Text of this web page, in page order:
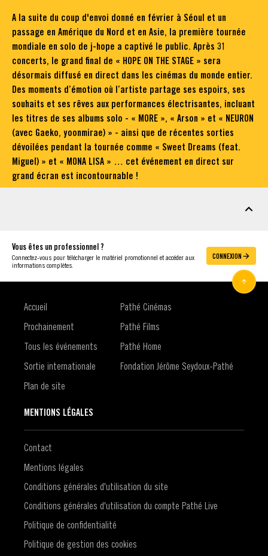
A la suite du coup d'envoi donné en février à Séoul et un
passage en Amérique du Nord et en Asie, la première tournée
mondiale en solo de j-hope a captivé le public. Après 31
concerts, le grand final de « HOPE ON THE STAGE » sera
désormais diffusé en direct dans les cinémas du monde entier.
Des moments d’émotion où l’artiste partage ses espoirs, ses
souhaits et ses rêves aux performances électrisantes, incluant
les titres de ses albums solo - « MORE », « Arson » et « NEURON
(avec Gaeko, yoonmirae) » - ainsi que de récentes sorties
dévoilées pendant la tournée comme « Sweet Dreams (feat.
Miguel) » et « MONA LISA » … cet événement en direct sur
grand écran est incontournable !
Vous êtes un professionnel ?
Connectez-vous pour télécharger le matériel promotionnel et accéder aux
informations complètes.
CONNEXION
Accueil
Prochainement
Tous les événements
Sortie internationale
Plan de site
Pathé Cinémas
Pathé Films
Pathé Home
Fondation Jérôme Seydoux-Pathé
MENTIONS LÉGALES
Contact
Mentions légales
Conditions générales d'utilisation du site
Conditions générales d'utilisation du compte Pathé Live
Politique de confidentialité
Politique de gestion des cookies